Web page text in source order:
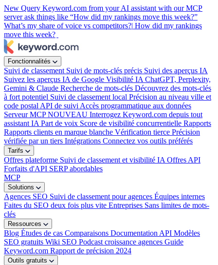
New Query Keyword.com from your AI assistant with our MCP
server ask things like “How did my rankings move this week?”
What’s my share of voice vs competitors?| How did my rankings
move this week?
Fonctionnalités
Suivi de classement Suivi de mots-clés précis Suivi des aperçus IA
Suivez les aperçus IA de Google Visibilité IA ChatGPT, Perplexity,
Gemini & Claude Recherche de mots-clés Découvrez des mots-clés
à fort potentiel Suivi de classement local Précision au niveau ville et
code postal API de suivi Accès programmatique aux données
Serveur MCPNOUVEAU Interrogez Keyword.com depuis tout
assistant IA Part de voix Score de visibilité concurrentielle Rapports
Rapports clients en marque blanche Vérification tierce Précision
vérifiée par un tiers Intégrations Connectez vos outils préférés
Tarifs
Offres plateforme Suivi de classement et visibilité IA Offres API
Forfaits d'API SERP abordables
MCP
Solutions
Agences SEO Suivi de classement pour agences Équipes internes
Faites du SEO deux fois plus vite Entreprises Sans limites de mots-
clés
Ressources
Blog Études de cas Comparaisons Documentation API Modèles
SEO gratuits Wiki SEO Podcast croissance agences Guide
Keyword.com Rapport de précision 2024
Outils gratuits